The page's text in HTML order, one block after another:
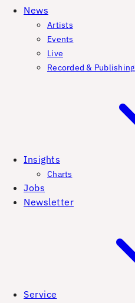
News
Artists
Events
Live
Recorded & Publishing
Insights
Charts
Jobs
Newsletter
Service